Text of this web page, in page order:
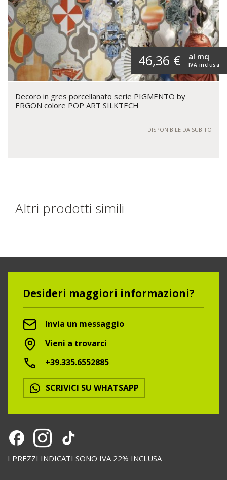
46,36 € IVA inclusa
al mq
Decoro in gres porcellanato serie PIGMENTO by
ERGON colore POP ART SILKTECH
DISPONIBILE DA SUBITO
Altri prodotti simili
Desideri maggiori informazioni?
Invia un messaggio
Vieni a trovarci
+39.335.6552885
SCRIVICI SU WHATSAPP
I PREZZI INDICATI SONO IVA 22% INCLUSA